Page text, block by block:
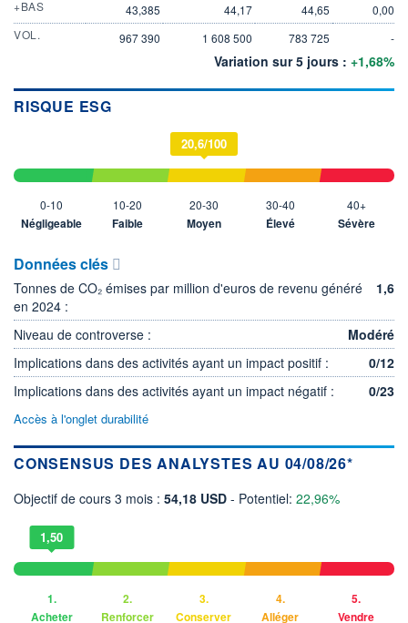
+BAS
43,385 44,17 44,65
0,00
VOL.
967 390 1 608 500 783 725 -
Variation sur 5 jours : +1,68%
RISQUE ESG
0-10
Négligeable
10-20
Faible
20,6/100
20-30
Moyen
30-40
Élevé
40+
Sévère
Données clés
Tonnes de CO₂ émises par million d'euros de revenu généré
en 2024 :
1,6
Niveau de controverse :
Modéré
Implications dans des activités ayant un impact positif :
0/12
Implications dans des activités ayant un impact négatif :
0/23
Accès à l'onglet durabilité
CONSENSUS DES ANALYSTES AU 04/08/26*
Objectif de cours 3 mois : 54,18 USD - Potentiel: 22,96%
1,50
1.
Acheter
2.
Renforcer
3.
Conserver
4.
Alléger
5.
Vendre